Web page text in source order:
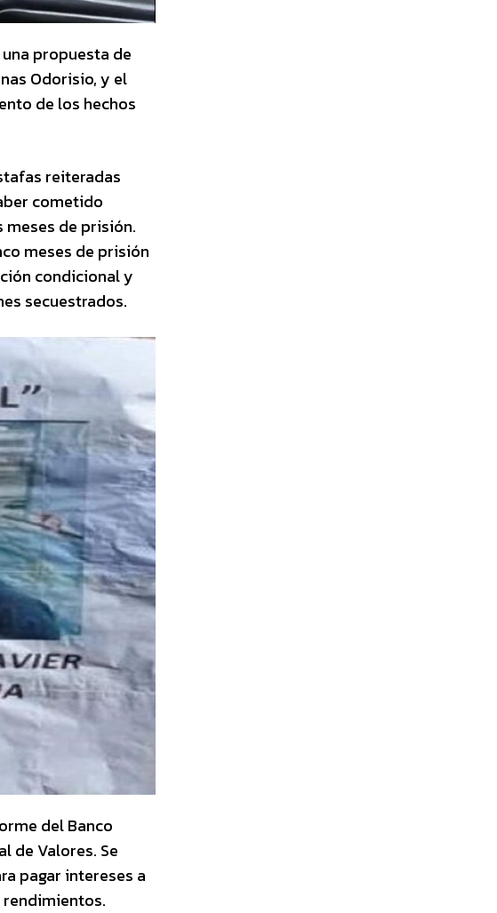
propuesta de
Odorisio, y el
de los hechos
reiteradas
cometido
meses de prisión.
meses de prisión
condicional y
secuestrados.
del Banco
de Valores. Se
pagar intereses a